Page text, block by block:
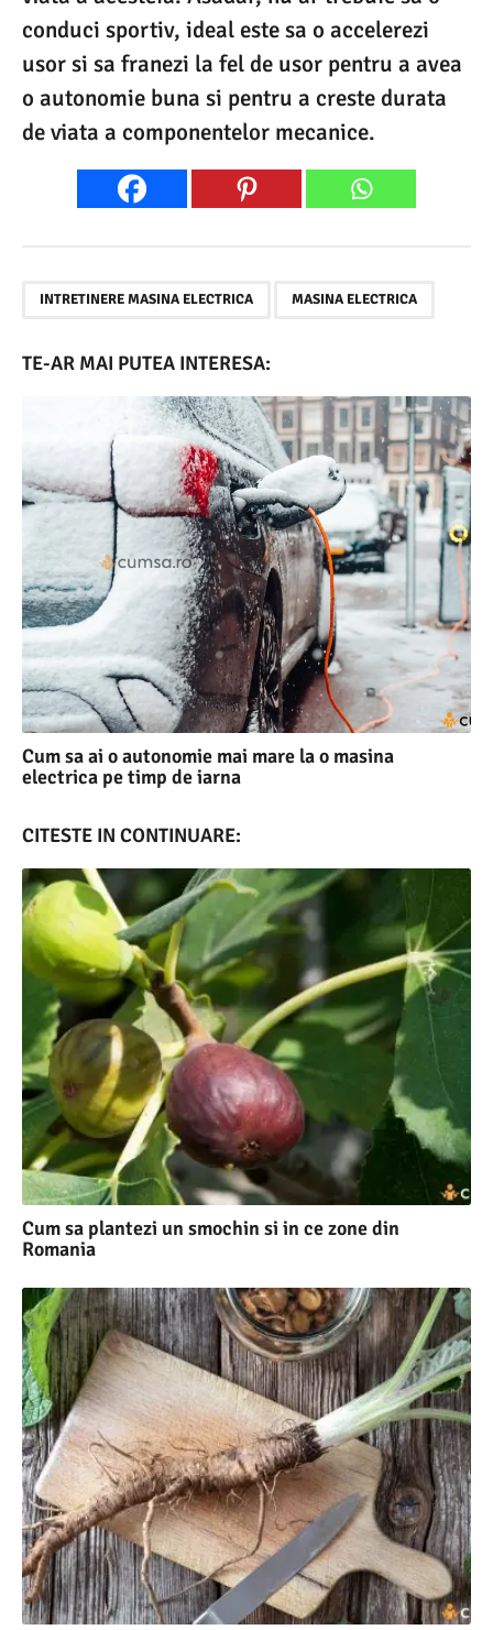
conduci sportiv, ideal este sa o accelerezi
usor si sa franezi la fel de usor pentru a avea
o autonomie buna si pentru a creste durata
de viata a componentelor mecanice.
INTRETINERE MASINA ELECTRICA MASINA ELECTRICA
TE-AR MAI PUTEA INTERESA:
Cum sa ai o autonomie mai mare la o masina
electrica pe timp de iarna
CITESTE IN CONTINUARE:
Cum sa plantezi un smochin si in ce zone din
Romania